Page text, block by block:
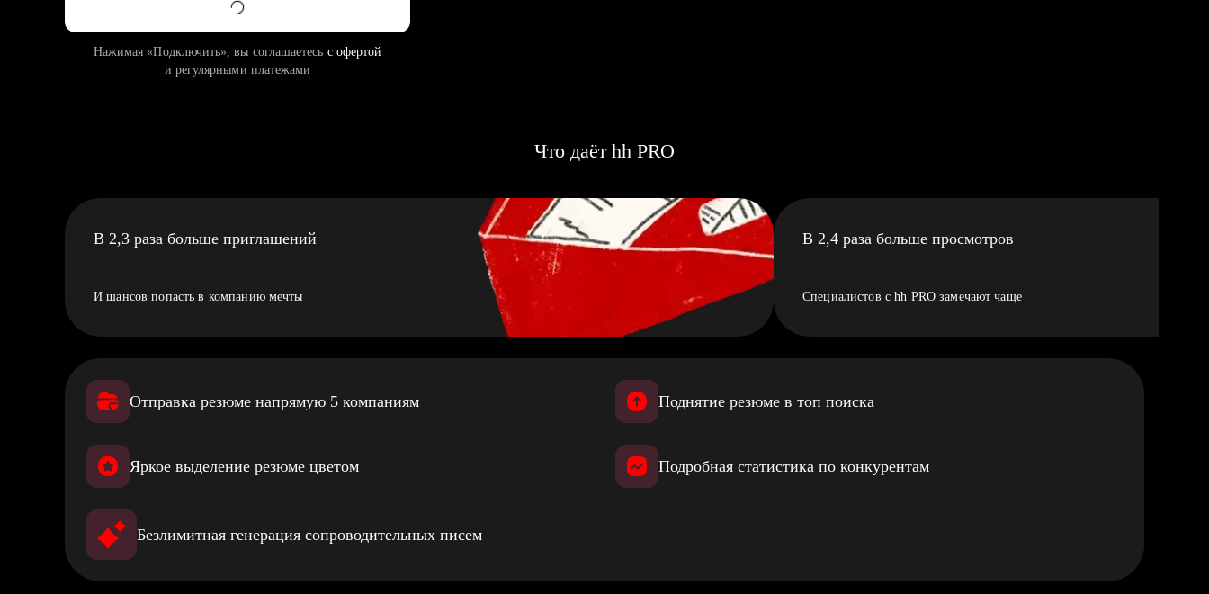
Нажимая «Подключить», вы соглашаетесь с офертой
и регулярными платежами
Что даёт hh PRO
В 2,3 раза больше приглашений
И шансов попасть в компанию мечты
В 2,4 раза больше просмотров
Специалистов с hh PRO замечают чаще
Отправка резюме напрямую 5 компаниям Поднятие резюме в топ поиска
Яркое выделение резюме цветом Подробная статистика по конкурентам
Безлимитная генерация сопроводительных писем